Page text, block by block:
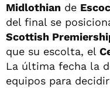
Midlothian de
del final se
Scottish
que su escolta, el
La última fecha la
equipos para